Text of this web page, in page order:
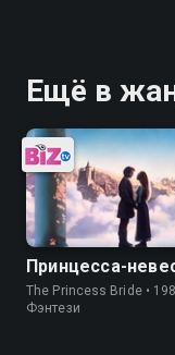
Ещё в
Принцесса-
The Princess Bride •
Фэнтези